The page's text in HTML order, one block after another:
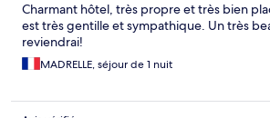
Charmant hôtel, très propre et très bien
est très gentille et sympathique. Un très
reviendrai!
MADRELLE, séjour de 1 nuit